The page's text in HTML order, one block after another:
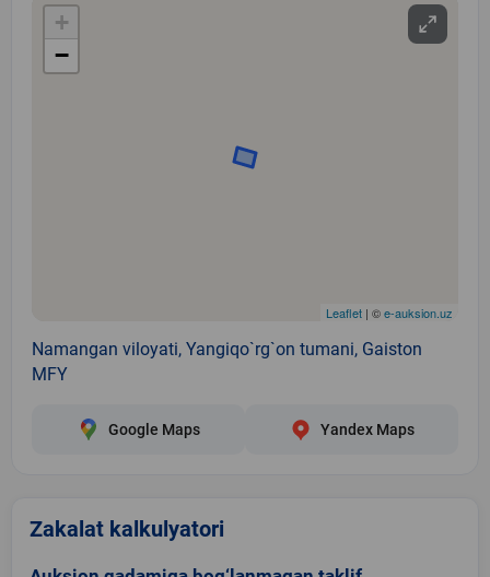
+
−
Leaflet | ©e-auksion.uz
Namangan viloyati, Yangiqo`rg`on tumani, Gaiston
MFY
Google Maps Yandex Maps
Zakalat kalkulyatori